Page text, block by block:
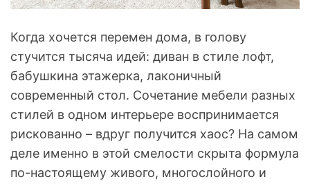
Когда хочется перемен дома, в голову
стучится тысяча идей: диван в стиле лофт,
бабушкина этажерка, лаконичный
современный стол. Сочетание мебели разных
стилей в одном интерьере воспринимается
рискованно – вдруг получится хаос? На самом
деле именно в этой смелости скрыта формула
по-настоящему живого, многослойного и